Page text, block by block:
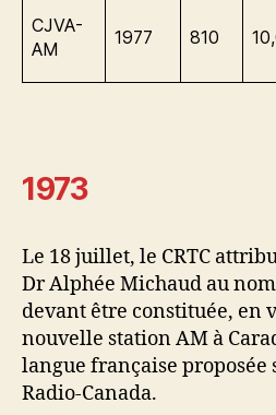
CJVA-
AM
1977 810
1973
Le 18 juillet, le CRTC
Dr Alphée Michaud au
devant être constituée, en
nouvelle station AM à
langue française proposée
Radio-Canada.